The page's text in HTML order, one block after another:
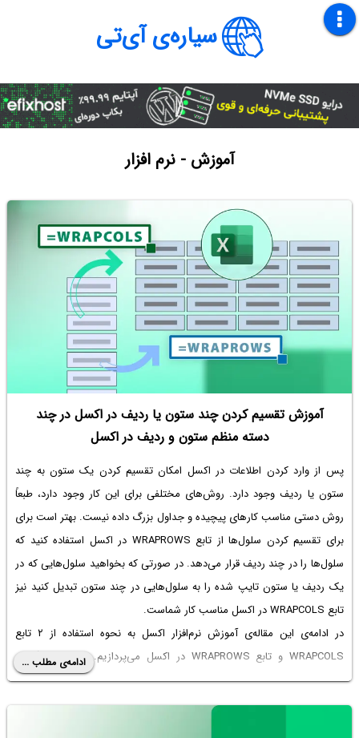
سیاره‌ی آی‌تی
آموزش - نرم افزار
آموزش تقسیم کردن چند ستون یا ردیف در اکسل در چند
دسته منظم ستون و ردیف در اکسل
پس از وارد کردن اطلاعات در اکسل امکان تقسیم کردن یک ستون به چند
ستون یا ردیف وجود دارد. روش‌های مختلفی برای این کار وجود دارد، طبعاً
روش دستی مناسب کارهای پیچیده و جداول بزرگ داده نیست. بهتر است برای
برای تقسیم کردن سلول‌ها از تابع WRAPROWS در اکسل استفاده کنید که
سلول‌ها را در چند ردیف قرار می‌دهد. در صورتی که بخواهید سلول‌هایی که در
یک ردیف یا ستون تایپ شده را به سلول‌هایی در چند ستون تبدیل کنید نیز
تابع WRAPCOLS در اکسل
مناسب کار شماست.
در ادامه‌ی این مقاله‌ی آموزش نرم‌افزار اکسل به نحوه استفاده از ۲
تابع
WRAPCOLS و
تابع WRAPROWS در اکسل
می‌پردازیم. با سیاره‌ی ‌آی‌تی
همراه باشید.
ادامه‌ی مطلب ...